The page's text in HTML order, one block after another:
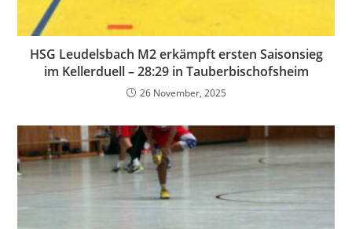
HSG Leudelsbach M2 erkämpft ersten Saisonsieg
im Kellerduell – 28:29 in Tauberbischofsheim
26 November, 2025